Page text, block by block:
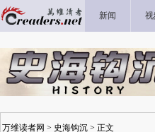
新闻
万维读者网 > 史海钩沉 > 正文